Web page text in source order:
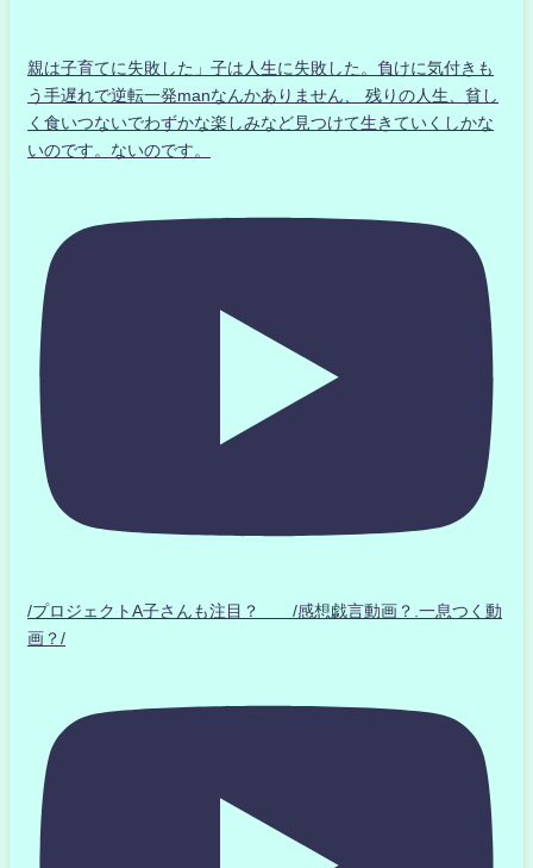
親は子育てに失敗した」子は人生に失敗した。負けに気付きも
う手遅れで逆転一発manなんかありません、 残りの人生、貧し
く食いつないでわずかな楽しみなど見つけて生きていくしかな
いのです。ないのです。
/プロジェクトA子さんも注目？ /感想戯言動画？.一息つく動
画？/